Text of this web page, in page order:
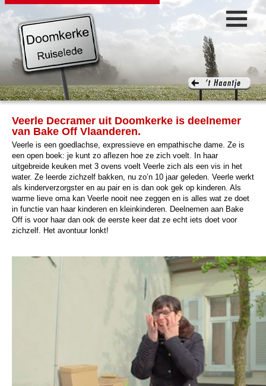
Veerle Decramer uit Doomkerke is deelnemer
van Bake Off Vlaanderen.
Veerle is een goedlachse, expressieve en empathische dame. Ze is
een open boek: je kunt zo aflezen hoe ze zich voelt. In haar
uitgebreide keuken met 3 ovens voelt Veerle zich als een vis in het
water. Ze leerde zichzelf bakken, nu zo’n 10 jaar geleden. Veerle werkt
als kinderverzorgster en au pair en is dan ook gek op kinderen. Als
warme lieve oma kan Veerle nooit nee zeggen en is alles wat ze doet
in functie van haar kinderen en kleinkinderen. Deelnemen aan Bake
Off is voor haar dan ook de eerste keer dat ze echt iets doet voor
zichzelf. Het avontuur lonkt!